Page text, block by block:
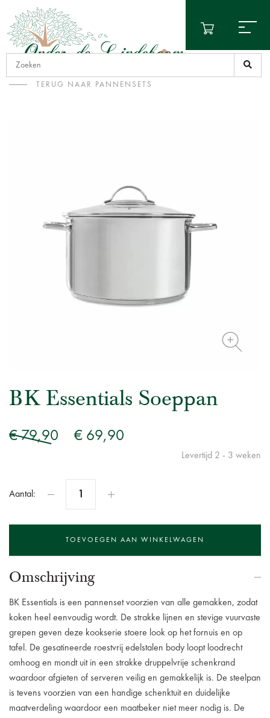
TERUG NAAR PANNENSETS
BK Essentials Soeppan
€ 79,90 € 69,90
Levertijd 2 - 3 weken
Aantal:
Omschrijving
BK Essentials is een pannenset voorzien van alle gemakken, zodat
koken heel eenvoudig wordt. De strakke lijnen en stevige vuurvaste
grepen geven deze kookserie stoere look op het fornuis en op
tafel. De gesatineerde roestvrij edelstalen body loopt loodrecht
omhoog en mondt uit in een strakke druppelvrije schenkrand
waardoor afgieten of serveren veilig en gemakkelijk is. De steelpan
is tevens voorzien van een handige schenktuit en duidelijke
maatverdeling waardoor een maatbeker niet meer nodig is. De